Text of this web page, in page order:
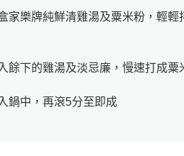
家樂牌純鮮清雞湯及粟米粉，輕輕
餘下的雞湯及淡忌廉，慢速打成粟
鍋中，再滾5分至即成